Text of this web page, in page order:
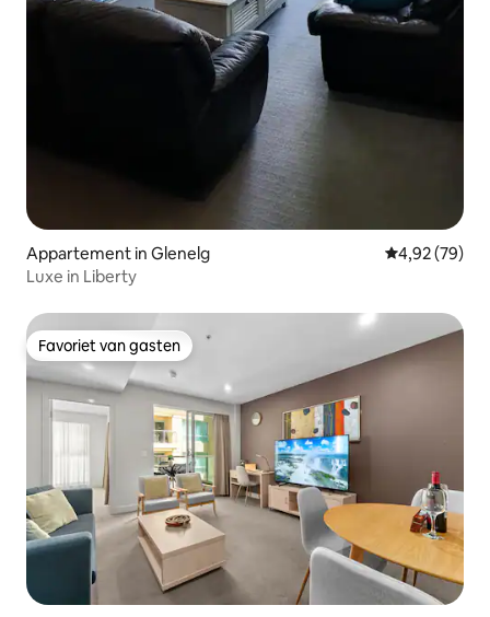
Appartement in Glenelg Gemiddelde
4,92 (79)
Luxe in Liberty
Favoriet van gasten
Favoriet van gasten